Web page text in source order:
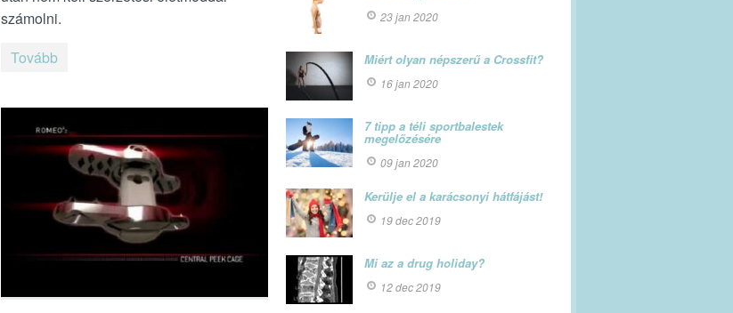
számolni.
Tovább
23 jan 2020
Miért olyan népszerű a Crossfit?
16 jan 2020
7 tipp a téli sportbalestek
megelőzésére
09 jan 2020
Kerülje el a karácsonyi hátfájást!
19 dec 2019
Mi az a drug holiday?
12 dec 2019